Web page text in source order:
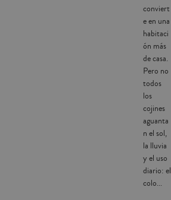
conviert
e en una
habitaci
ón más
de casa.
Pero no
todos
los
cojines
aguanta
n el sol,
la lluvia
y el uso
diario: el
colo...